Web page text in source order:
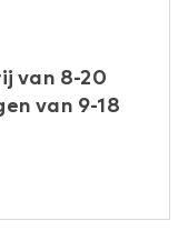
van 8-20
van 9-18